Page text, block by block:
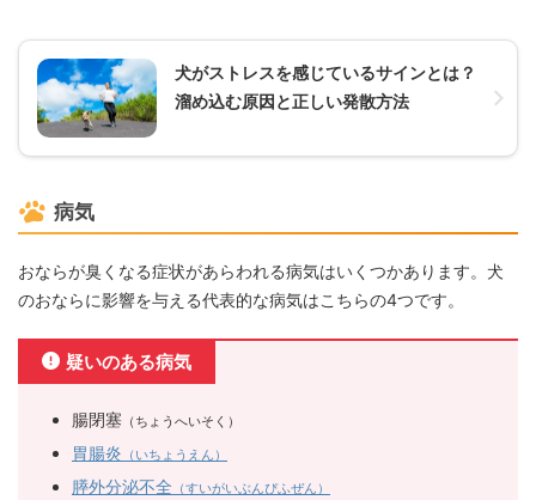
犬がストレスを感じているサインとは？
溜め込む原因と正しい発散方法
病気
おならが臭くなる症状があらわれる病気はいくつかあります。犬
のおならに影響を与える代表的な病気はこちらの4つです。
疑いのある病気
腸閉塞 （ちょうへいそく）
胃腸炎 （いちょうえん）
膵外分泌不全 （すいがいぶんぴふぜん）